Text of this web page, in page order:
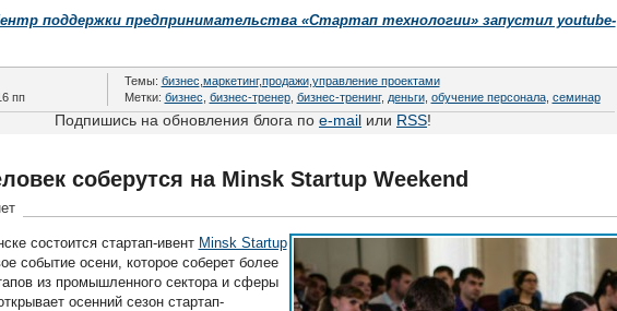
поддержки предпринимательства «Стартап технологии» запустил youtube-
пп
Темы: бизнес маркетинг,продажи, управление проектами
Метки: бизнес бизнес-тренер, бизнес-тренинг, деньги, обучение персонала, семинар
Подпишись на обновления блога по e-mail или RSS!
соберутся на Minsk Startup Weekend
состоится стартап-ивент Minsk Startup
событие осени, которое соберет более
из промышленного сектора и сферы
осенний сезон стартап-